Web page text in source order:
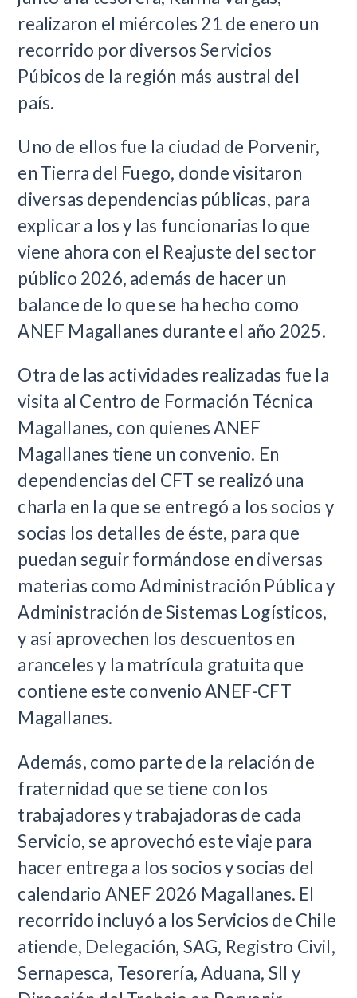
realizaron el miércoles 21 de enero un
recorrido por diversos Servicios
Púbicos de la región más austral del
país.
Uno de ellos fue la ciudad de Porvenir,
en Tierra del Fuego, donde visitaron
diversas dependencias públicas, para
explicar a los y las funcionarias lo que
viene ahora con el Reajuste del sector
público 2026, además de hacer un
balance de lo que se ha hecho como
ANEF Magallanes durante el año 2025.
Otra de las actividades realizadas fue la
visita al Centro de Formación Técnica
Magallanes, con quienes ANEF
Magallanes tiene un convenio. En
dependencias del CFT se realizó una
charla en la que se entregó a los socios y
socias los detalles de éste, para que
puedan seguir formándose en diversas
materias como Administración Pública y
Administración de Sistemas Logísticos,
y así aprovechen los descuentos en
aranceles y la matrícula gratuita que
contiene este convenio ANEF-CFT
Magallanes.
Además, como parte de la relación de
fraternidad que se tiene con los
trabajadores y trabajadoras de cada
Servicio, se aprovechó este viaje para
hacer entrega a los socios y socias del
calendario ANEF 2026 Magallanes. El
recorrido incluyó a los Servicios de Chile
atiende, Delegación, SAG, Registro Civil,
Sernapesca, Tesorería, Aduana, SII y